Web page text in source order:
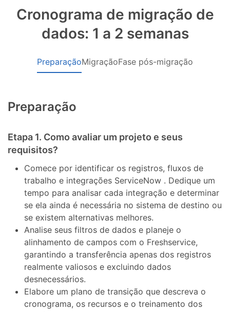
Cronograma de migração de
dados: 1 a 2 semanas
PreparaçãoMigraçãoFase pós-migração
Preparação
Etapa 1. Como avaliar um projeto e seus
requisitos?
Comece por identificar os registros, fluxos de
trabalho e integrações ServiceNow . Dedique um
tempo para analisar cada integração e determinar
se ela ainda é necessária no sistema de destino ou
se existem alternativas melhores.
Analise seus filtros de dados e planeje o
alinhamento de campos com o Freshservice,
garantindo a transferência apenas dos registros
realmente valiosos e excluindo dados
desnecessários.
Elabore um plano de transição que descreva o
cronograma, os recursos e o treinamento dos